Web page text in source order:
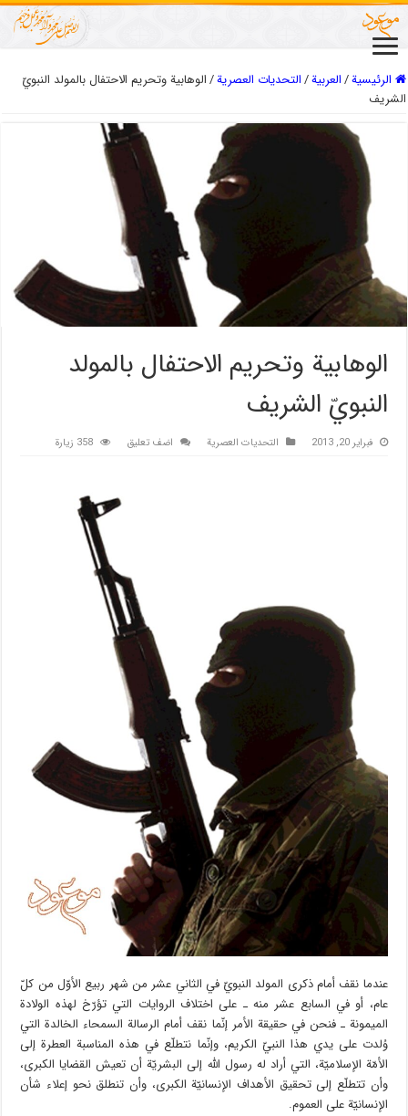
الرئيسية/العربیة/التحديات العصرية/الوهابية وتحريم الاحتفال بالمولد النبويّ
الشريف
الوهابية وتحريم الاحتفال بالمولد
النبويّ الشريف
فبراير 20, 2013 التحديات العصرية اضف تعليق 358 زيارة
عندما نقف أمام ذكرى المولد النبويّ في الثاني عشر من شهر ربيع الأوّل من كلّ
عام، أو في السابع عشر منه ـ على اختلاف الروايات التي تؤرّخ لهذه الولادة
الميمونة ـ فنحن في حقيقة الأمر إنّما نقف أمام الرسالة السمحاء الخالدة التي
وُلدت على يدي هذا النبيّ الكريم، وإنّما نتطلّع في هذه المناسبة العطرة إلى
الأمّة الإسلاميّة، التي أراد له رسول الله إلى البشريّة أن تعيش القضايا الكبرى،
وأن تتطلّع إلى تحقيق الأهداف الإنسانيّة الكبرى، وأن تنطلق نحو إعلاء شأن
الإنسانيّة على العموم.